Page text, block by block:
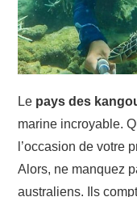
Le pays des
marine incroyable.
l’occasion de votre
Alors, ne manquez
australiens. Ils